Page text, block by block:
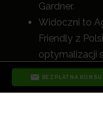
Gardner.
Widoczni to
Friendly z
optymalizacji
wyszukiwarek
Oferujemy
BEZPŁATNA